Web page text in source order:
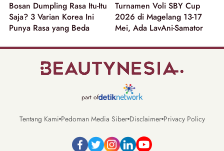
Bosan Dumpling Rasa Itu-Itu
Saja? 3 Varian Korea Ini
Punya Rasa yang Beda
Turnamen Voli SBY Cup
2026 di Magelang 13-17
Mei, Ada LavAni-Samator
part of
Tentang Kami Pedoman Media Siber Disclaimer Privacy Policy